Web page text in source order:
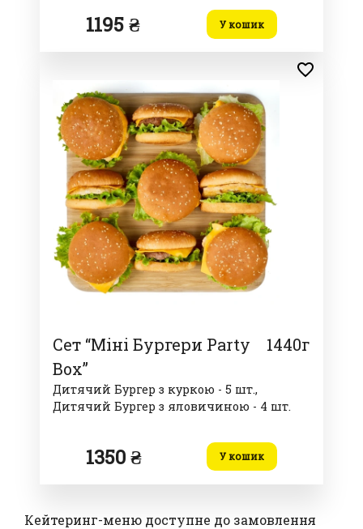
1195 ₴ У кошик
Сет “Міні Бургери Party
Box”
1440г
Дитячий Бургер з куркою - 5 шт.,
Дитячий Бургер з яловичиною - 4 шт.
1350 ₴ У кошик
Кейтеринг-меню доступне до замовлення